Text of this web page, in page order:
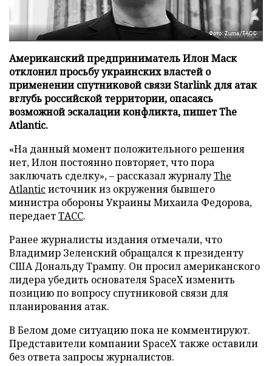
Фото: Zuma/ТАСС
Американский предприниматель Илон Маск
отклонил просьбу украинских властей о
применении спутниковой связи Starlink для атак
вглубь российской территории, опасаясь
возможной эскалации конфликта, пишет The
Atlantic.
«На данный момент положительного решения
нет, Илон постоянно повторяет, что пора
заключать сделку», – рассказал журналуThe
Atlanticисточник из окружения бывшего
министра обороны Украины Михаила Федорова,
передаетТАСС.
Ранее журналисты издания отмечали, что
Владимир Зеленский обращался к президенту
США Дональду Трампу. Он просил американского
лидера убедить основателя SpaceX изменить
позицию по вопросу спутниковой связи для
планирования атак.
В Белом доме ситуацию пока не комментируют.
Представители компании SpaceX также оставили
без ответа запросы журналистов.